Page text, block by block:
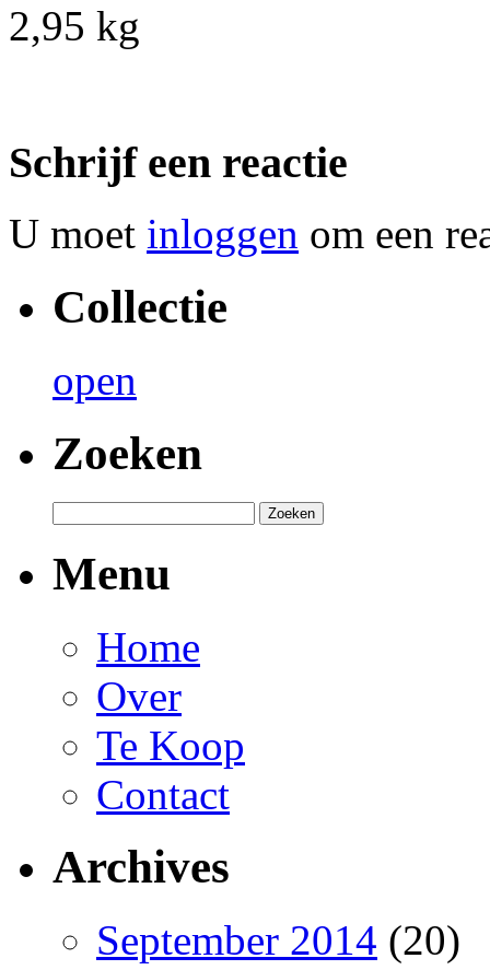
2,95 kg
Schrijf een reactie
U moet inloggen om een
Collectie
open
Zoeken
Menu
Home
Over
Te Koop
Contact
Archives
September 2014 (20)